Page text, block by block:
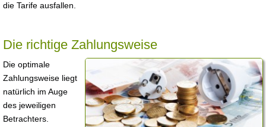
die Tarife ausfallen.
Die richtige Zahlungsweise
Die optimale
Zahlungsweise liegt
natürlich im Auge
des jeweiligen
Betrachters.